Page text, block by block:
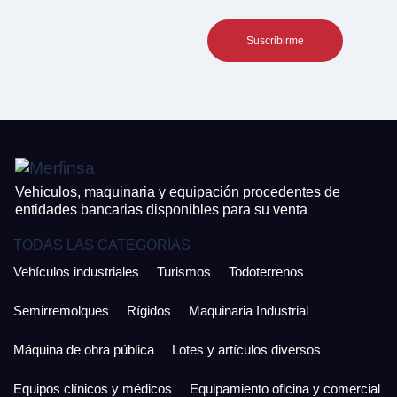
Vehiculos, maquinaria y equipación procedentes de
entidades bancarias disponibles para su venta
TODAS LAS CATEGORÍAS
Vehículos industriales
Turismos Todoterrenos
Semirremolques Rígidos Maquinaria Industrial
Máquina de obra pública Lotes y artículos diversos
Equipos clínicos y médicos Equipamiento oficina y comercial